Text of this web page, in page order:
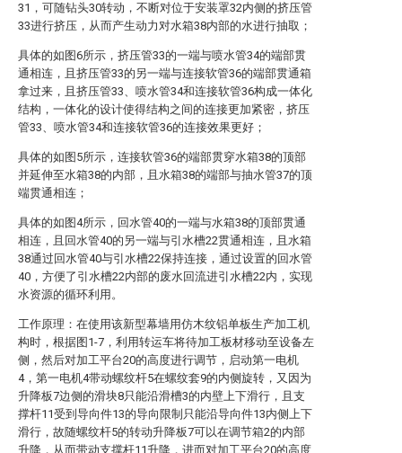
31，可随钻头30转动，不断对位于安装罩32内侧的挤压管
33进行挤压，从而产生动力对水箱38内部的水进行抽取；
具体的如图6所示，挤压管33的一端与喷水管34的端部贯
通相连，且挤压管33的另一端与连接软管36的端部贯通箱
拿过来，且挤压管33、喷水管34和连接软管36构成一体化
结构，一体化的设计使得结构之间的连接更加紧密，挤压
管33、喷水管34和连接软管36的连接效果更好；
具体的如图5所示，连接软管36的端部贯穿水箱38的顶部
并延伸至水箱38的内部，且水箱38的端部与抽水管37的顶
端贯通相连；
具体的如图4所示，回水管40的一端与水箱38的顶部贯通
相连，且回水管40的另一端与引水槽22贯通相连，且水箱
38通过回水管40与引水槽22保持连接，通过设置的回水管
40，方便了引水槽22内部的废水回流进引水槽22内，实现
水资源的循环利用。
工作原理：在使用该新型幕墙用仿木纹铝单板生产加工机
构时，根据图1-7，利用转运车将待加工板材移动至设备左
侧，然后对加工平台20的高度进行调节，启动第一电机
4，第一电机4带动螺纹杆5在螺纹套9的内侧旋转，又因为
升降板7边侧的滑块8只能沿滑槽3的内壁上下滑行，且支
撑杆11受到导向件13的导向限制只能沿导向件13内侧上下
滑行，故随螺纹杆5的转动升降板7可以在调节箱2的内部
升降，从而带动支撑杆11升降，进而对加工平台20的高度